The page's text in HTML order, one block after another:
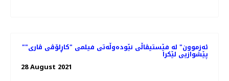
"ئەزموون" لە فێستیڤاڵی نێوده‌وڵه‌تی فیلمی "کاڕلۆڤی ڤاری"
پێشوازیی لێکرا
28 August 2021